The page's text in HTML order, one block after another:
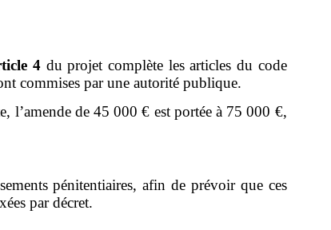
4du projet complète les articles du code
commises par une autorité publique.
l’amende de 45 000 € est portée à 75 000 €,
pénitentiaires, afin de prévoir que ces
par décret.